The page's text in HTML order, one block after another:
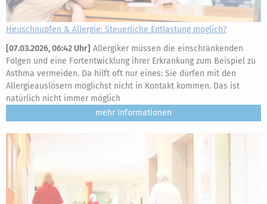
Heuschnupfen & Allergie: Steuerliche Entlastung möglich?
[07.03.2026, 06:42 Uhr] Allergiker müssen die einschränkenden
Folgen und eine Fortentwicklung ihrer Erkrankung zum Beispiel zu
Asthma vermeiden. Da hilft oft nur eines: Sie dürfen mit den
Allergieauslösern möglichst nicht in Kontakt kommen. Das ist
natürlich nicht immer möglich
mehr